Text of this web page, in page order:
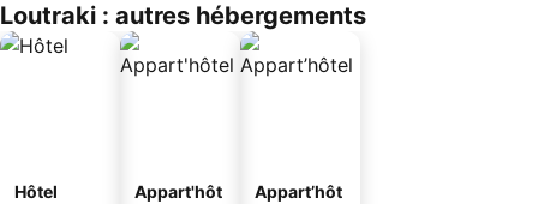
Loutraki : autres hébergements
Hôtel
Appart'hôt
Appart’hôt